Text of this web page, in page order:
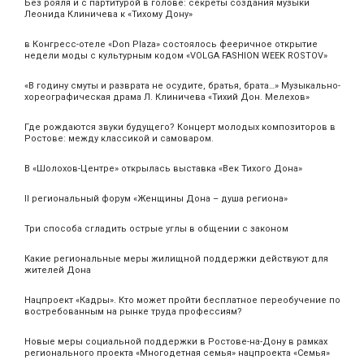
Без рояля и с партитурой в голове: секреты создания музыки
Леонида Клиничева к «Тихому Дону»
в Конгресс-отеле «Don Plaza» состоялось фееричное открытие
недели моды с культурным кодом «VOLGA FASHION WEEK ROSTOV»
«В годину смуты и разврата не осудите, братья, брата…» Музыкально-
хореографическая драма Л. Клиничева «Тихий Дон. Мелехов»
Где рождаются звуки будущего? Концерт молодых композиторов в
Ростове: между классикой и самоваром.
В «Шолохов-Центре» открылась выставка «Век Тихого Дона»
II региональный форум «Женщины Дона – душа региона»
Три способа сгладить острые углы в общении с законом
Какие региональные меры жилищной поддержки действуют для
жителей Дона
Нацпроект «Кадры». Кто может пройти бесплатное переобучение по
востребованным на рынке труда профессиям?
Новые меры социальной поддержки в Ростове-на-Дону в рамках
регионального проекта «Многодетная семья» нацпроекта «Семья»